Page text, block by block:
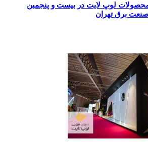
محصولات لوپ لایت در بیست و پنجمین
صنعت برق تهران